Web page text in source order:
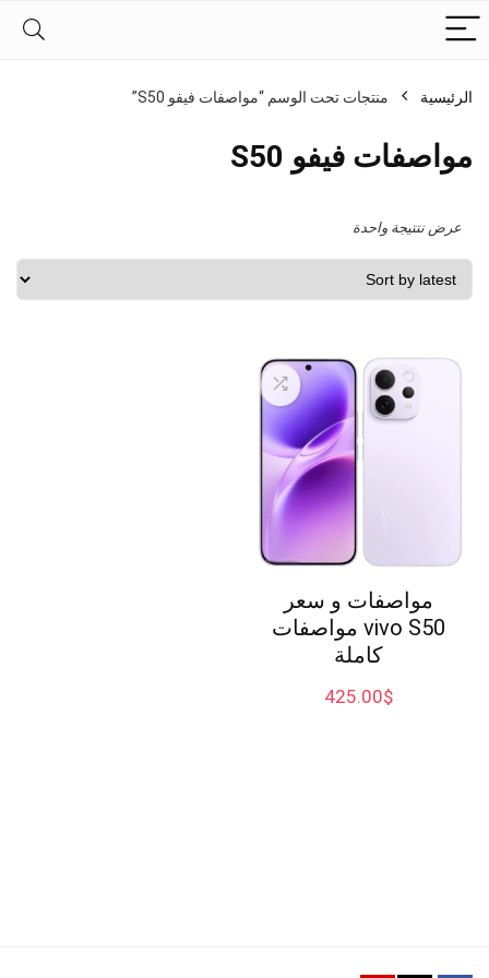
الرئيسية منتجات تحت الوسم “مواصفات فيفو S50”
مواصفات فيفو S50
عرض نتتيجة واحدة
مواصفات و سعر
vivo S50 مواصفات
كاملة
$
425.00